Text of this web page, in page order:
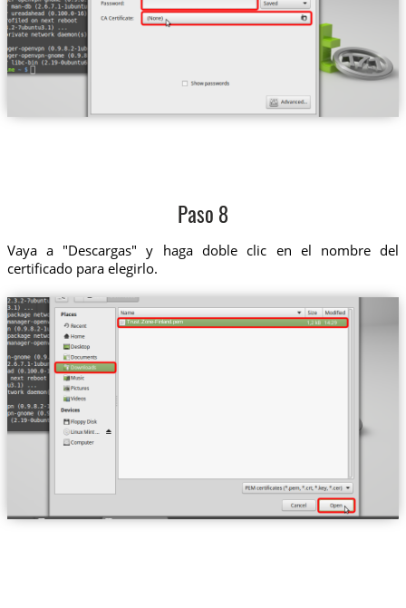
Paso 8
Vaya a "Descargas" y haga doble clic en el nombre del
certificado para elegirlo.
Trust.Zone-Finland.pem